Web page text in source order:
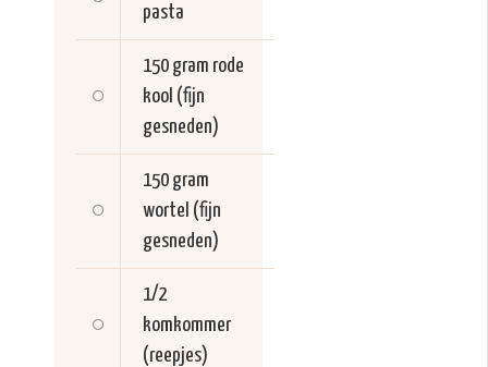
pasta
150 gram rode
kool (fijn
gesneden)
150 gram
wortel (fijn
gesneden)
1/2
komkommer
(reepjes)